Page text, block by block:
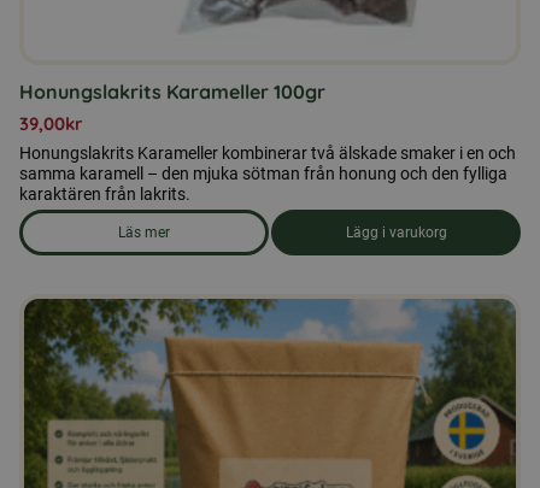
Honungslakrits Karameller 100gr
39,00kr
Honungslakrits Karameller kombinerar två älskade smaker i en och
samma karamell – den mjuka sötman från honung och den fylliga
karaktären från lakrits.
Läs mer
om produkten Honungslakrits Karameller 100gr
Lägg i varukorg